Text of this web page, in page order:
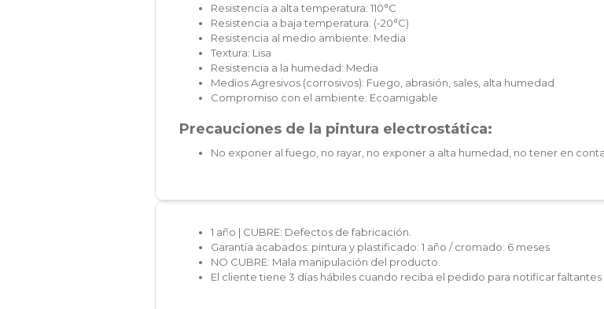
Resistencia a alta temperatura: 110°C
Resistencia a baja temperatura: (-20°C)
Resistencia al medio ambiente: Media
Textura: Lisa
Resistencia a la humedad: Media
Medios Agresivos (corrosivos): Fuego, abrasión, sales, alta humedad
Compromiso con el ambiente: Ecoamigable
Precauciones de la pintura electrostática:
No exponer al fuego, no rayar, no exponer a alta humedad, no tener en
1 año | CUBRE: Defectos de fabricación.
Garantía acabados: pintura y plastificado: 1 año / cromado: 6 meses
NO CUBRE: Mala manipulación del producto.
El cliente tiene 3 días hábiles cuando reciba el pedido para notificar faltantes